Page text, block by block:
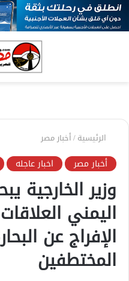
الرئيسية/أخبار مصر
أخبار مصر اخبار عاجله
وزير الخارجية
اليمني
الإفراج عن
المختطفين